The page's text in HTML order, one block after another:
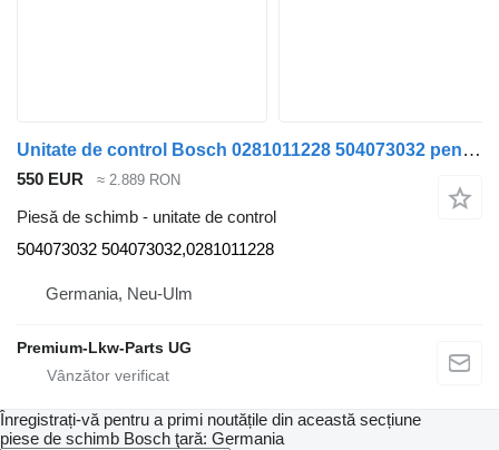
Unitate de control Bosch 0281011228 504073032 pentru camion IVECO Daily
550 EUR ≈ 2.889 RON
Piesă de schimb - unitate de control
504073032 504073032,0281011228
Germania, Neu-Ulm
Premium-Lkw-Parts UG
Înregistrați-vă pentru a primi noutățile din această secțiune
piese de schimb Bosch ţară: Germania